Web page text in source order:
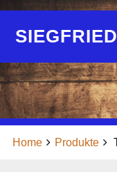
content
Home Produkte